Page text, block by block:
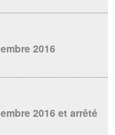
2016
2016 et arrêté